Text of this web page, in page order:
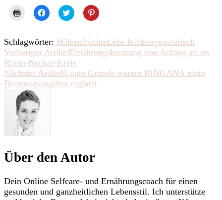
Klicken
zum
neuem
Fenster
geöffnet)
Klick,
um
teilen
(Wird
in
neuem
Fenster
geöffnet)
Klick,
um
teilen
(Wird
in
neuem
Fenster
geöffnet)
Klick,
um
zu
teilen
(Wird
in
Fenster
geöffnet)
Schlagwörter: HülsenfrüchteLebe leichtervegetarisch
Beitragsnavigation
Vorheriger ArtikelErnährungsberatung von Anfang an im
Rhein-Neckar-Kreis
Nächster Artikel6 gute Gründe warum RINGANA mein
Beratungsangebot ergänzt
Über den Autor
Dein Online Selfcare- und Ernährungscoach für einen
gesunden und ganzheitlichen Lebensstil. Ich unterstütze